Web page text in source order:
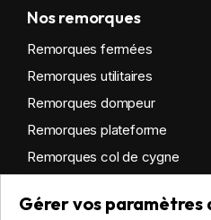
Gérer vos
Nos remorques
Remorques fermées
Remorques utilitaires
Remorques dompeur
Remorques plateforme
Remorques col de cygne
Remorques sur mesure